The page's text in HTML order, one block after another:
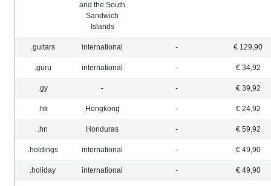
and the South
Sandwich
Islands
.guitars international - € 129,90
.guru international - € 34,92
.gy - - € 39,92
.hk Hongkong - € 24,92
.hn Honduras - € 59,92
.holdings international - € 49,90
.holiday international - € 49,90